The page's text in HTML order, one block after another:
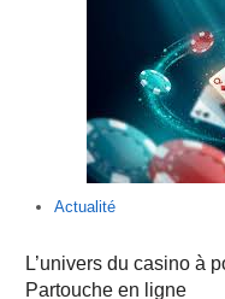
Actualité
L’univers du casino à
Partouche en ligne